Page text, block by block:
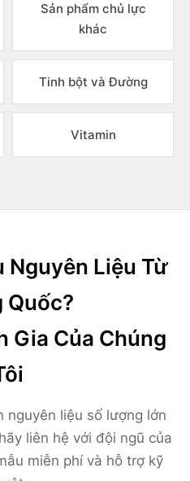
Sản phẩm chủ lực
khác
Tinh bột và Đường
Vitamin
Nguyên Liệu Từ
Quốc?
Gia Của Chúng
nguyên liệu số lượng lớn
liên hệ với đội ngũ của
miễn phí và hỗ trợ kỹ